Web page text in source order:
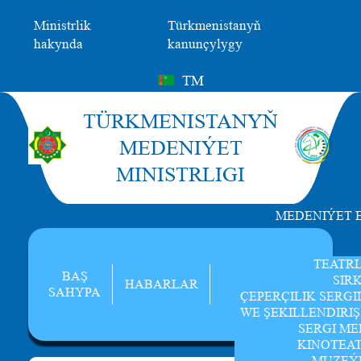
Ministrlik
hakynda
Türkmenistanyň
kanunçylygy
TM
TÜRKMENISTANYŇ
MEDENIÝET
MINISTRLIGI
BAŞ
SAHYPA
HABARLAR
MEDENIÝET
ÇEPERÇILIK
WE
SERGI